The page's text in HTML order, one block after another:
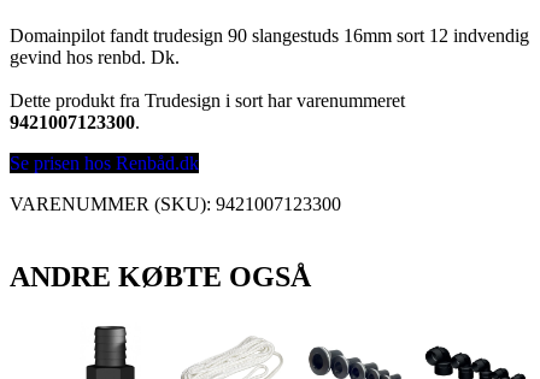
Domainpilot fandt trudesign 90 slangestuds 16mm sort 12 indvendig
gevind hos renbd. Dk.
Dette produkt fra Trudesign i sort har varenummeret
9421007123300.
Se prisen hos Renbåd.dk
VARENUMMER (SKU): 9421007123300
ANDRE KØBTE OGSÅ